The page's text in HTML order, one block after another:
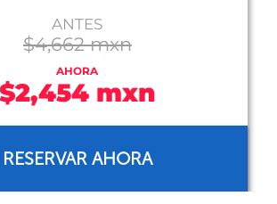
ANTES
$5,735 mxn
AHORA
$3,352 mxn
RESERVAR AHORA